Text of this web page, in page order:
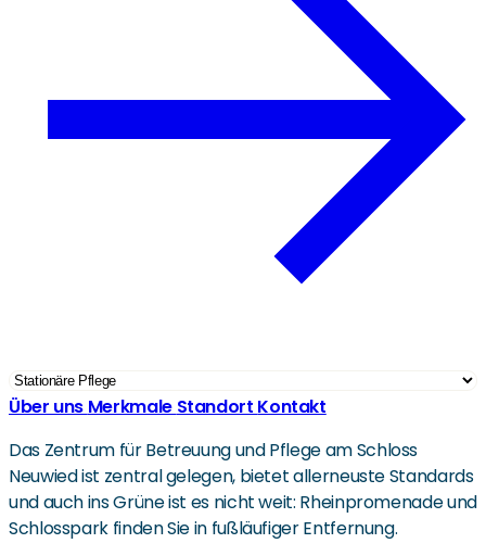
Über uns Merkmale Standort Kontakt
Das Zentrum für Betreuung und Pflege am Schloss
Neuwied ist zentral gelegen, bietet allerneuste Standards
und auch ins Grüne ist es nicht weit: Rheinpromenade und
Schlosspark finden Sie in fußläufiger Entfernung.